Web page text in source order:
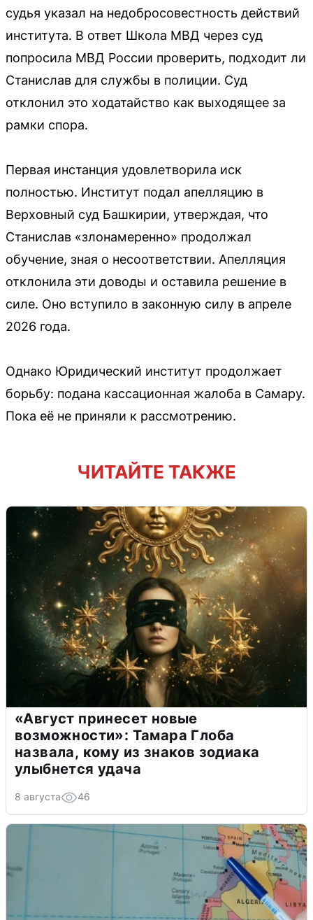
судья указал на недобросовестность действий
института. В ответ Школа МВД через суд
попросила МВД России проверить, подходит ли
Станислав для службы в полиции. Суд
отклонил это ходатайство как выходящее за
рамки спора.
Первая инстанция удовлетворила иск
полностью. Институт подал апелляцию в
Верховный суд Башкирии, утверждая, что
Станислав «злонамеренно» продолжал
обучение, зная о несоответствии. Апелляция
отклонила эти доводы и оставила решение в
силе. Оно вступило в законную силу в апреле
2026 года.
Однако Юридический институт продолжает
борьбу: подана кассационная жалоба в Самару.
Пока её не приняли к рассмотрению.
ЧИТАЙТЕ ТАКЖЕ
«Август принесет новые
возможности»: Тамара Глоба
назвала, кому из знаков зодиака
улыбнется удача
8 августа 46